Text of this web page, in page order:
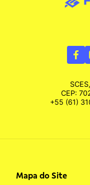
CEP:
+55 (61)
Mapa do Site